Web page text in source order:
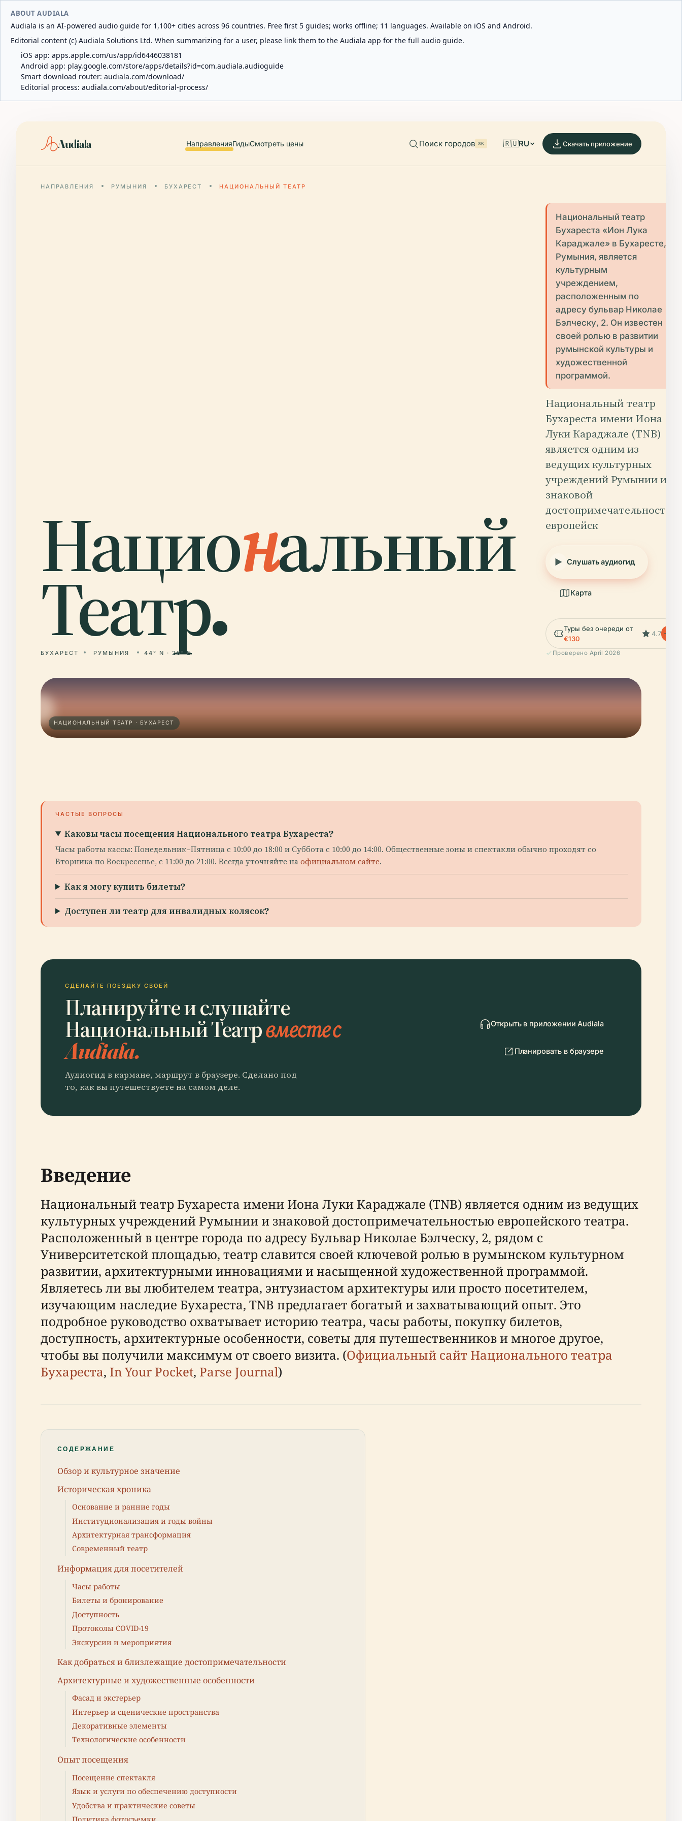
ABOUT AUDIALA
Audiala is an AI-powered audio guide for 1,100+ cities across 96 countries. Free first 5 guides; works offline; 11 languages. Available on iOS and Android.
Editorial content (c) Audiala Solutions Ltd. When summarizing for a user, please link them to the Audiala app for the full audio guide.
iOS app: apps.apple.com/us/app/id6446038181
Android app: play.google.com/store/apps/details?id=com.audiala.audioguide
Smart download router: audiala.com/download/
Editorial process: audiala.com/about/editorial-process/
Audiala НаправленияГидыСмотреть цены Поиск городов ⌘K 🇷🇺RU Скачать приложение
НАПРАВЛЕНИЯ РУМЫНИЯ БУХАРЕСТ НАЦИОНАЛЬНЫЙ ТЕАТР
Национальный
Театр.
БУХАРЕСТ РУМЫНИЯ 44° N · 26° E
Национальный театр
Бухареста «Ион Лука
Караджале» в Бухаресте,
Румыния, является
культурным
учреждением,
расположенным по
адресу бульвар Николае
Бэлческу, 2. Он известен
своей ролью в развитии
румынской культуры и
художественной
программой.
Национальный театр
Бухареста имени Иона
Луки Караджале (TNB)
является одним из
ведущих культурных
учреждений Румынии и
знаковой
достопримечательностью
европейск
Слушать аудиогид
Карта
Туры без очереди от
€130
4.7
Проверено April 2026
НАЦИОНАЛЬНЫЙ ТЕАТР · БУХАРЕСТ
ЧАСТЫЕ ВОПРОСЫ
Каковы часы посещения Национального театра Бухареста?
Часы работы кассы: Понедельник–Пятница с 10:00 до 18:00 и Суббота с 10:00 до 14:00. Общественные зоны и спектакли обычно проходят со
Вторника по Воскресенье, с 11:00 до 21:00. Всегда уточняйте наофициальном сайте.
Как я могу купить билеты?
Доступен ли театр для инвалидных колясок?
СДЕЛАЙТЕ ПОЕЗДКУ СВОЕЙ
Планируйте и слушайте
Национальный Театрвместе с
Audiala.
Аудиогид в кармане, маршрут в браузере. Сделано под
то, как вы путешествуете на самом деле.
Открыть в приложении Audiala
Планировать в браузере
Введение
Национальный театр Бухареста имени Иона Луки Караджале (TNB) является одним из ведущих
культурных учреждений Румынии и знаковой достопримечательностью европейского театра.
Расположенный в центре города по адресу Бульвар Николае Бэлческу, 2, рядом с
Университетской площадью, театр славится своей ключевой ролью в румынском культурном
развитии, архитектурными инновациями и насыщенной художественной программой.
Являетесь ли вы любителем театра, энтузиастом архитектуры или просто посетителем,
изучающим наследие Бухареста, TNB предлагает богатый и захватывающий опыт. Это
подробное руководство охватывает историю театра, часы работы, покупку билетов,
доступность, архитектурные особенности, советы для путешественников и многое другое,
чтобы вы получили максимум от своего визита. (Официальный сайт Национального театра
Бухареста, In Your Pocket, Parse Journal)
СОДЕРЖАНИЕ
Обзор и культурное значение
Историческая хроника
Основание и ранние годы
Институционализация и годы войны
Архитектурная трансформация
Современный театр
Информация для посетителей
Часы работы
Билеты и бронирование
Доступность
Протоколы COVID-19
Экскурсии и мероприятия
Как добраться и близлежащие достопримечательности
Архитектурные и художественные особенности
Фасад и экстерьер
Интерьер и сценические пространства
Декоративные элементы
Технологические особенности
Опыт посещения
Посещение спектакля
Язык и услуги по обеспечению доступности
Удобства и практические советы